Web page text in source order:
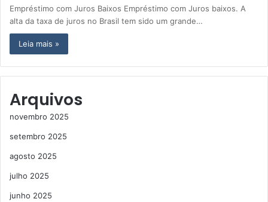
Empréstimo com Juros Baixos Empréstimo com Juros baixos. A
alta da taxa de juros no Brasil tem sido um grande…
Leia mais »
Arquivos
novembro 2025
setembro 2025
agosto 2025
julho 2025
junho 2025